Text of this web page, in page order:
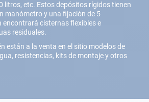
litros, etc. Estos depósitos rígidos tienen
manómetro y una fijación de 5
encontrará cisternas flexibles e
residuales.
están a la venta en el sitio modelos de
resistencias, kits de montaje y otros